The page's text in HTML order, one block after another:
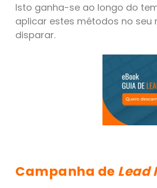
Isto ganha-se ao longo do
aplicar estes métodos no seu
disparar.
Campanha de Lead